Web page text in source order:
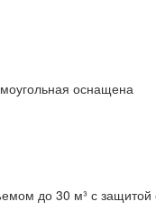
оснащена
до 30 м³ с защитой